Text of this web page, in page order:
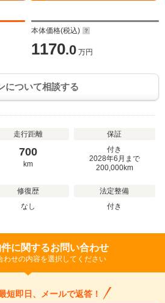
本体価格(税込)
1170.0 万円
について相談する
走行距離
700
km
保証
付き
2028年6月まで
200,000km
修復歴
なし
法定整備
付き
に関するお問い合わせ
わせの内容を選択してください
短即日、メールで返答！